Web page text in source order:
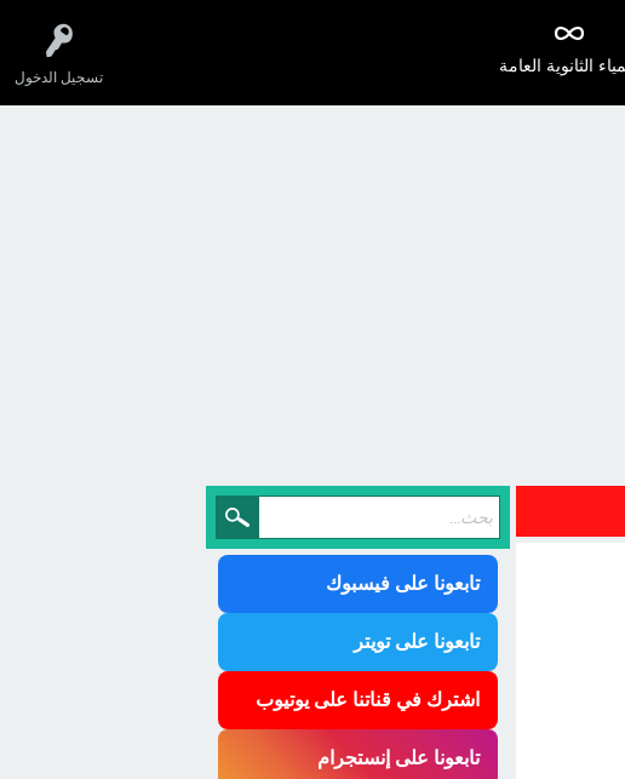
تسجيل الدخول
الثانوية العامة
تابعونا على فيسبوك
تابعونا على تويتر
اشترك في قناتنا على يوتيوب
تابعونا على إنستجرام